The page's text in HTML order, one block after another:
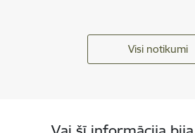
Visi notikumi